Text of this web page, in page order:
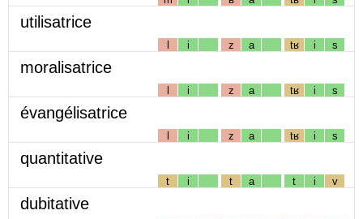
utilisatrice
l i z a tʁ i s
moralisatrice
l i z a tʁ i s
évangélisatrice
l i z a tʁ i s
quantitative
t i t a t i v
dubitative